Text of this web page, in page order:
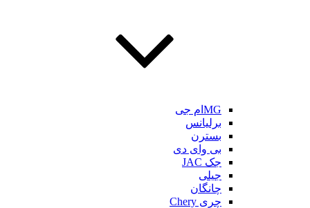
MGام جی
برلیانس
بسترن
بی وای دی
جک JAC
جیلی
چانگان
چری Chery